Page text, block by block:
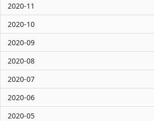
2020-11
2020-10
2020-09
2020-08
2020-07
2020-06
2020-05